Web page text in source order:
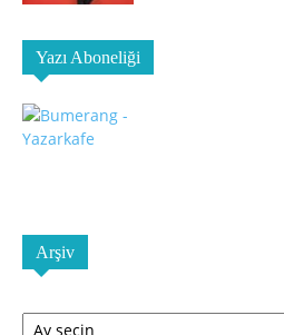
Yazı Aboneliği
Arşiv
Arşiv